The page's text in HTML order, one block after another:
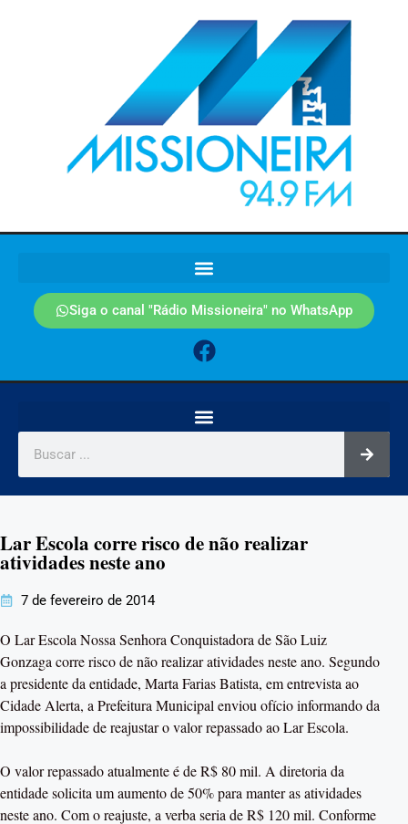
Siga o canal "Rádio Missioneira" no WhatsApp
Lar Escola corre risco de não realizar
atividades neste ano
7 de fevereiro de 2014
O Lar Escola Nossa Senhora Conquistadora de São Luiz
Gonzaga corre risco de não realizar atividades neste ano. Segundo
a presidente da entidade, Marta Farias Batista, em entrevista ao
Cidade Alerta, a Prefeitura Municipal enviou ofício informando da
impossibilidade de reajustar o valor repassado ao Lar Escola.
O valor repassado atualmente é de R$ 80 mil. A diretoria da
entidade solicita um aumento de 50% para manter as atividades
neste ano. Com o reajuste, a verba seria de R$ 120 mil. Conforme